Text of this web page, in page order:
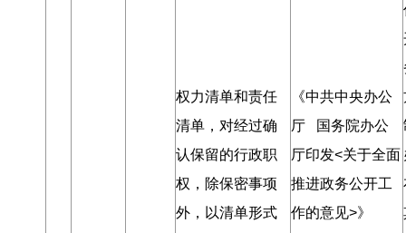
权力清单和责任
清单 ， 对经过确
认保留的行政职
权 ， 除保密事项
外 ， 以清单形式
《中共中央办公
厅 国务院办公
厅印发<关于全面
推进政务公开工
作的意见>》